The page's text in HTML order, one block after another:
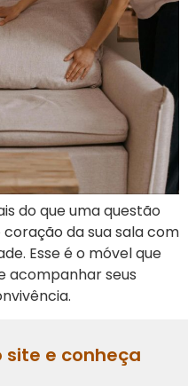
do que uma questão
da sua sala com
Esse é o móvel que
acompanhar seus
site e conheça